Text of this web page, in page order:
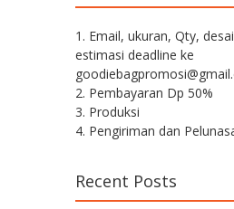
1. Email, ukuran, Qty,
estimasi deadline ke
2. Pembayaran Dp 50%
3. Produksi
4. Pengiriman dan
Recent Posts